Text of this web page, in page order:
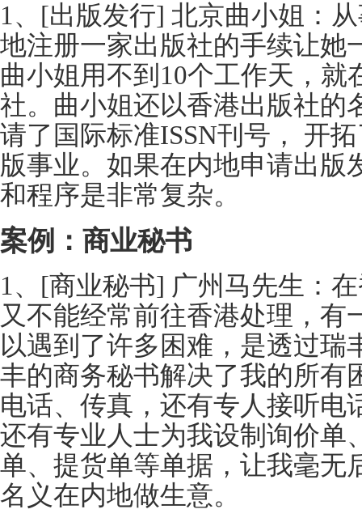
1、[出版发行] 北京曲小姐：
地注册一家出版社的手续让她
曲小姐用不到10个工作天，就
社。曲小姐还以香港出版社的
请了国际标准ISSN刊号， 开
版事业。如果在内地申请出版
和程序是非常复杂。
案例：商业秘书
1、[商业秘书] 广州马先生：
又不能经常前往香港处理，有
以遇到了许多困难，是透过瑞
丰的商务秘书解决了我的所有
电话、传真，还有专人接听电
还有专业人士为我设制询价单
单、提货单等单据，让我毫无
名义在内地做生意。